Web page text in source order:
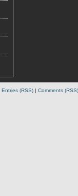
Entries (RSS) | Comments (RSS)